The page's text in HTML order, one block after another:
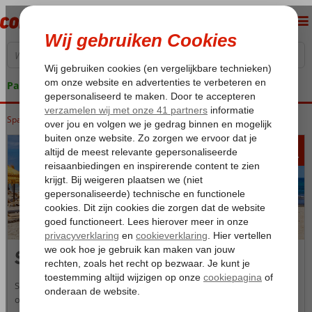
Pakketgarantie
Home
Spanje Balearen Mallorca Sa Coma
va 295 p.p.
Sa Coma
Sa Coma is een kleine badplaats met prachtige stranden aan de
oostkust van Mallorca. Je vindt hier leuke winkels, barretjes, terrasjes